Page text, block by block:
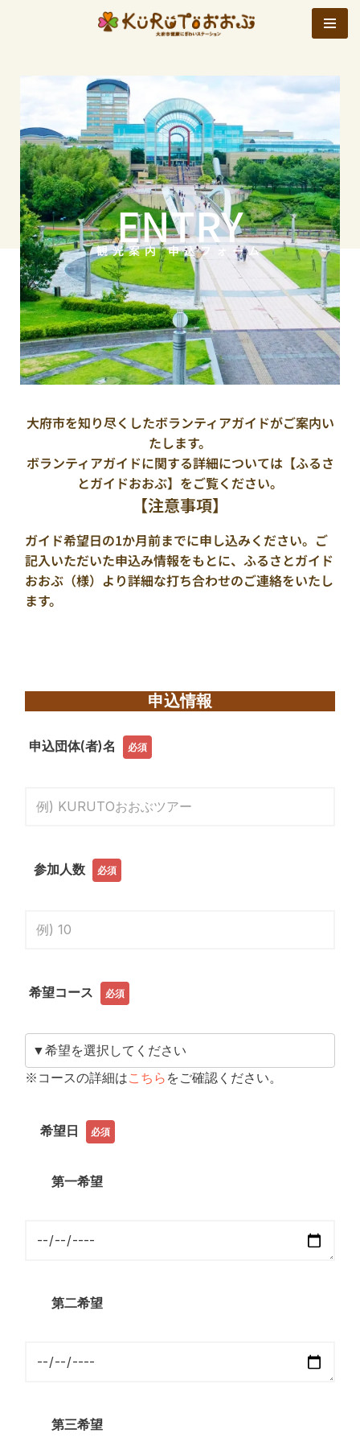
へ
ス
キ
ッ
プ
ENTRY
観光案内 申込フォーム
大府市を知り尽くしたボランティアガイドがご案内い
たします。
ボランティアガイドに関する詳細については【ふるさ
とガイドおおぶ】 をご覧ください。
【注意事項】
ガイド希望日の1か月前までに申し込みください。ご
記入いただいた申込み情報をもとに、ふるさとガイド
おおぶ（様）より詳細な打ち合わせのご連絡をいたし
ます。
申込情報
申込団体(者)名 必須
参加人数 必須
希望コース 必須
※コースの詳細はこちら をご確認ください。
希望日 必須
第一希望
第二希望
第三希望